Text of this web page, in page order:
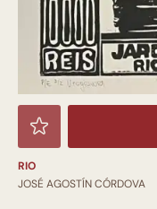
RIO
JOSÉ AGOSTÍN CÓRDOVA